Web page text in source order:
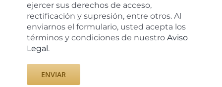
ejercer sus derechos de acceso,
rectificación y supresión, entre otros. Al
enviarnos el formulario, usted acepta los
términos y condiciones de nuestro Aviso
Legal .